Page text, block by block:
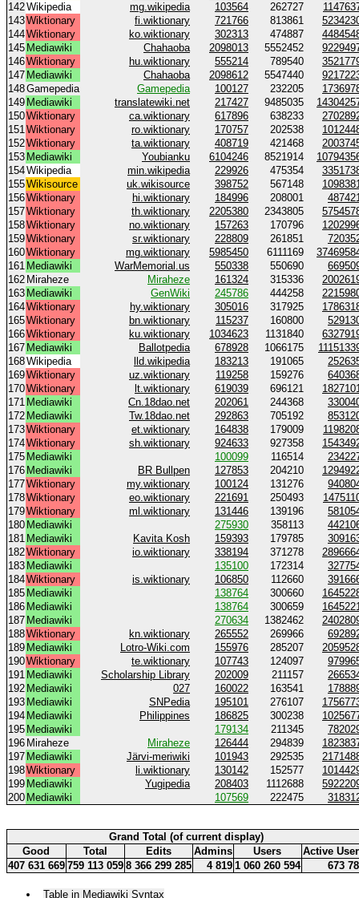
142Wikipedia mg.wikipedia 103564 262727
143Wiktionary fi.wiktionary 721766 813861
144Wiktionary ko.wiktionary 302313 474887
145 Mediawiki Chahaoba 2098013 5552452
146Wiktionary hu.wiktionary 555214 789540
147 Mediawiki Chahaoba 2098612 5547440
148Gamepedia Gamepedia 100127 232205
149 Mediawiki translatewiki.net 217427 9485035
150Wiktionary ca.wiktionary 617896 638233
151Wiktionary ro.wiktionary 170757 202538
152Wiktionary ta.wiktionary 408719 421468
153 Mediawiki Youbianku 6104246 8521914
154Wikipedia min.wikipedia 229926 475354
155Wikisource uk.wikisource 398752 567148
156Wiktionary hi.wiktionary 184996 208001
157Wiktionary th.wiktionary 2205380 2343805
158Wiktionary no.wiktionary 157263 170796
159Wiktionary sr.wiktionary 228809 261851
160Wiktionary mg.wiktionary 5985450 6111169
161 Mediawiki WarMemorial.us 550338 550690
162 Miraheze Miraheze 161324 315336
163 Mediawiki GenWiki 245786 444258
164Wiktionary hy.wiktionary 305016 317925
165Wiktionary bn.wiktionary 115237 160800
166Wiktionary ku.wiktionary 1034623 1131840
167 Mediawiki Ballotpedia 678928 1066175
168Wikipedia lld.wikipedia 183213 191065
169Wiktionary uz.wiktionary 119258 159276
170Wiktionary lt.wiktionary 619039 696121
171 Mediawiki Cn.18dao.net 202061 244368
172 Mediawiki Tw.18dao.net 292863 705192
173Wiktionary et.wiktionary 164838 179009
174Wiktionary sh.wiktionary 924633 927358
175 Mediawiki 100099 116514
176 Mediawiki BR Bullpen 127853 204210
177Wiktionary my.wiktionary 100124 131276
178Wiktionary eo.wiktionary 221691 250493
179Wiktionary ml.wiktionary 131446 139196
180 Mediawiki 275930 358113
181 Mediawiki Kavita Kosh 159393 179785
182Wiktionary io.wiktionary 338194 371278
183 Mediawiki 135100 172314
184Wiktionary is.wiktionary 106850 112660
185 Mediawiki 138764 300660
186 Mediawiki 138764 300659
187 Mediawiki 270634 1382462
188Wiktionary kn.wiktionary 265552 269966
189 Mediawiki Lotro-Wiki.com 155976 285207
190Wiktionary te.wiktionary 107743 124097
191 Mediawiki Scholarship Library 202009 211157
192 Mediawiki 027 160022 163541
193 Mediawiki SNPedia 195101 276107
194 Mediawiki Philippines 186825 300238
195 Mediawiki 179134 211345
196 Miraheze Miraheze 126444 294839
197 Mediawiki Järvi-meriwiki 101943 292535
198Wiktionary li.wiktionary 130142 152577
199 Mediawiki Yugipedia 208403 1112688
200 Mediawiki 107569 222475
Grand Total (of current display)
Good
Total Edits Admins Users
Active
407 631 669 759 113 059 8 366 299 285 4 819 1 060 260 594 673
Table in Mediawiki Syntax